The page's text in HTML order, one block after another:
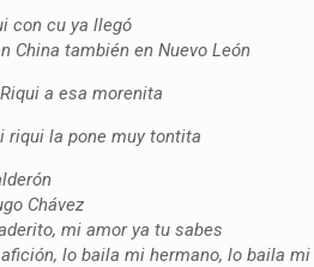
con cu ya llegó
China también en Nuevo León
a esa morenita
riqui la pone muy tontita
Chávez
mi amor ya tu sabes
lo baila mi hermano, lo baila